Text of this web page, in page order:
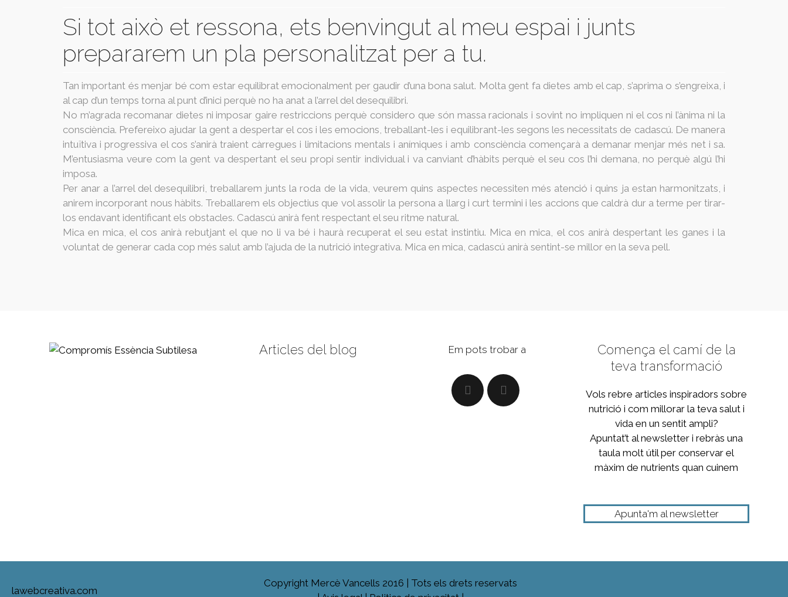
Si tot això et ressona, ets benvingut al meu espai i junts
prepararem un pla personalitzat per a tu.
Tan important és menjar bé com estar equilibrat emocionalment per gaudir d’una bona salut. Molta gent fa dietes amb el cap, s’aprima o s’engreixa, i
al cap d’un temps torna al punt d’inici perquè no ha anat a l’arrel del desequilibri.
No m’agrada recomanar dietes ni imposar gaire restriccions perquè considero que són massa racionals i sovint no impliquen ni el cos ni l’ànima ni la
consciència. Prefereixo ajudar la gent a despertar el cos i les emocions, treballant-les i equilibrant-les segons les necessitats de cadascú. De manera
intuïtiva i progressiva el cos s’anirà traient càrregues i limitacions mentals i anímiques i amb consciència començarà a demanar menjar més net i sa.
M’entusiasma veure com la gent va despertant el seu propi sentir individual i va canviant d’hàbits perquè el seu cos l’hi demana, no perquè algú l’hi
imposa.
Per anar a l’arrel del desequilibri, treballarem junts la roda de la vida, veurem quins aspectes necessiten més atenció i quins ja estan harmonitzats, i
anirem incorporant nous hàbits. Treballarem els objectius que vol assolir la persona a llarg i curt termini i les accions que caldrà dur a terme per tirar-
los endavant identificant els obstacles. Cadascú anirà fent respectant el seu ritme natural.
Mica en mica, el cos anirà rebutjant el que no li va bé i haurà recuperat el seu estat instintiu. Mica en mica, el cos anirà despertant les ganes i la
voluntat de generar cada cop més salut amb l’ajuda de la nutrició integrativa. Mica en mica, cadascú anirà sentint-se millor en la seva pell.
Articles del blog Em pots trobar a
Comença el camí de la
teva transformació
Vols rebre articles inspiradors sobre
nutrició i com millorar la teva salut i
vida en un sentit ampli?
Apuntat’t al newsletter i rebràs una
taula molt útil per conservar el
màxim de nutrients quan cuinem
Apunta'm al newsletter
lawebcreativa.com
Copyright Mercè Vancells 2016 | Tots els drets reservats